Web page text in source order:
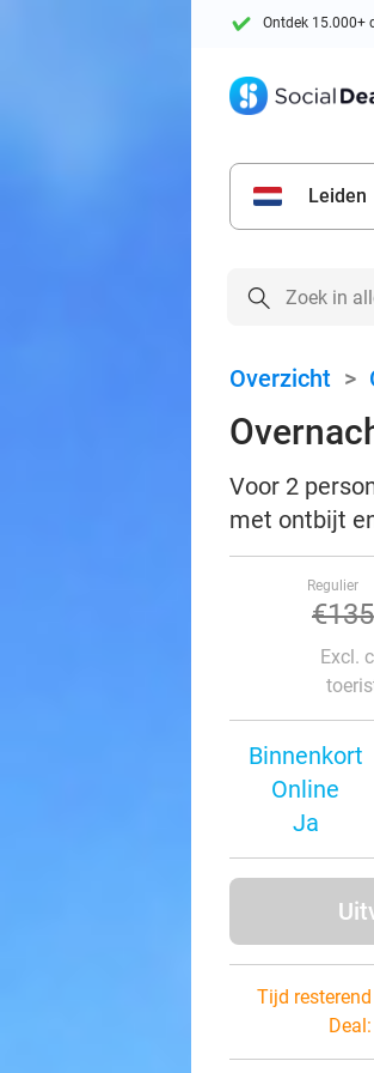
Ontdek 15.000+
Leiden
Overzicht >
Voor 2
met ontbijt
Regulier
€135
Excl.
Binnenkort
Online
Ja
Tijd
Deal: